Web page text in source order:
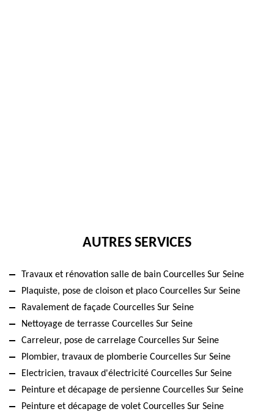
AUTRES SERVICES
Travaux et rénovation salle de bain Courcelles Sur Seine
Plaquiste, pose de cloison et placo Courcelles Sur Seine
Ravalement de façade Courcelles Sur Seine
Nettoyage de terrasse Courcelles Sur Seine
Carreleur, pose de carrelage Courcelles Sur Seine
Plombier, travaux de plomberie Courcelles Sur Seine
Electricien, travaux d'électricité Courcelles Sur Seine
Peinture et décapage de persienne Courcelles Sur Seine
Peinture et décapage de volet Courcelles Sur Seine